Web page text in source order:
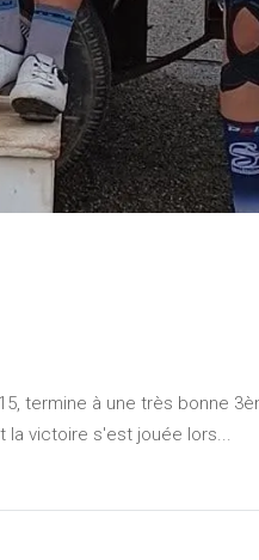
termine à une très bonne
la victoire s'est jouée lors...